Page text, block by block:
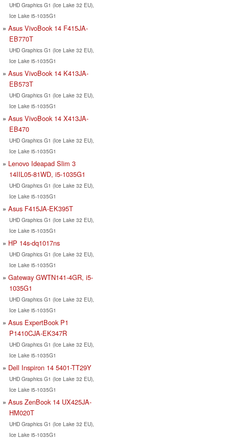
UHD Graphics G1 (Ice Lake 32 EU),
Ice Lake i5-1035G1
Asus VivoBook 14 F415JA-
EB770T
UHD Graphics G1 (Ice Lake 32 EU),
Ice Lake i5-1035G1
Asus VivoBook 14 K413JA-
EB573T
UHD Graphics G1 (Ice Lake 32 EU),
Ice Lake i5-1035G1
Asus VivoBook 14 X413JA-
EB470
UHD Graphics G1 (Ice Lake 32 EU),
Ice Lake i5-1035G1
Lenovo Ideapad Slim 3
14IIL05-81WD, i5-1035G1
UHD Graphics G1 (Ice Lake 32 EU),
Ice Lake i5-1035G1
Asus F415JA-EK395T
UHD Graphics G1 (Ice Lake 32 EU),
Ice Lake i5-1035G1
HP 14s-dq1017ns
UHD Graphics G1 (Ice Lake 32 EU),
Ice Lake i5-1035G1
Gateway GWTN141-4GR, i5-
1035G1
UHD Graphics G1 (Ice Lake 32 EU),
Ice Lake i5-1035G1
Asus ExpertBook P1
P1410CJA-EK347R
UHD Graphics G1 (Ice Lake 32 EU),
Ice Lake i5-1035G1
Dell Inspiron 14 5401-TT29Y
UHD Graphics G1 (Ice Lake 32 EU),
Ice Lake i5-1035G1
Asus ZenBook 14 UX425JA-
HM020T
UHD Graphics G1 (Ice Lake 32 EU),
Ice Lake i5-1035G1